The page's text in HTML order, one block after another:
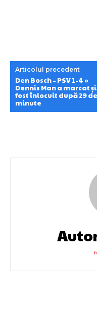
Articolul precedent
Den Bosch – PSV 1-4 »
Dennis Man a marcat
fost înlocuit după 29 de
minute